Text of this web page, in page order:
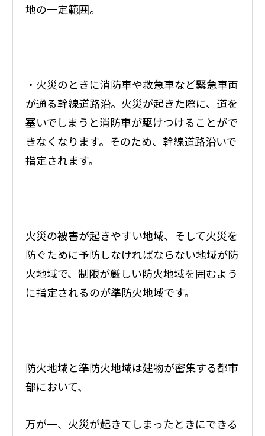
地の一定範囲。
・火災のときに消防車や救急車など緊急車両
が通る幹線道路沿。火災が起きた際に、道を
塞いでしまうと消防車が駆けつけることがで
きなくなります。そのため、幹線道路沿いで
指定されます。
火災の被害が起きやすい地域、そして火災を
防ぐために予防しなければならない地域が防
火地域で、制限が厳しい防火地域を囲むよう
に指定されるのが準防火地域です。
防火地域と準防火地域は建物が密集する都市
部において、
万が一、火災が起きてしまったときにできる